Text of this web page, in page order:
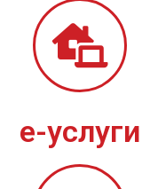
е-услуги